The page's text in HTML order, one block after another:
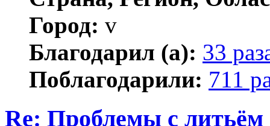
Город: v
Благодарил (а): 33
Поблагодарили: 711
Re: Проблемы с